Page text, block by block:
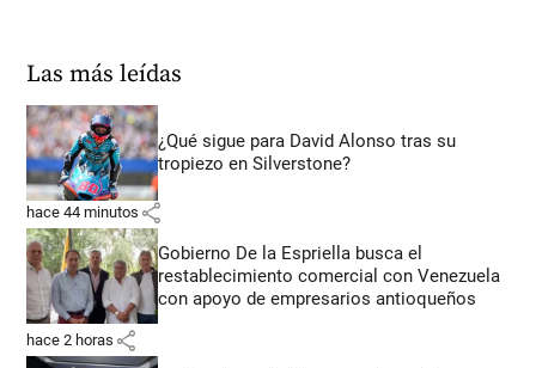
Las más leídas
¿Qué sigue para David Alonso tras su
tropiezo en Silverstone?
hace 44 minutos share
Gobierno De la Espriella busca el
restablecimiento comercial con Venezuela
con apoyo de empresarios antioqueños
hace 2 horas share